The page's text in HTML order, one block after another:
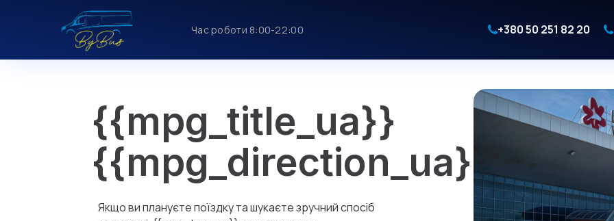
Час роботи 8:00-22:00 +380 50 251 82 20
{{mpg_title_ua}}
{{mpg_direction_ua}}
Якщо ви плануєте поїздку та шукаєте зручний спосіб